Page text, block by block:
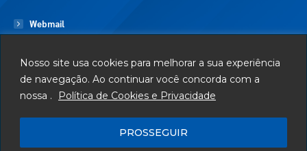
Nosso site usa cookies para melhorar a sua experiência
de navegação. Ao continuar você concorda com a
nossa .
Política de Cookies e Privacidade
PROSSEGUIR
Webmail
Serviços
Telefones Úteis
Mapa do Site